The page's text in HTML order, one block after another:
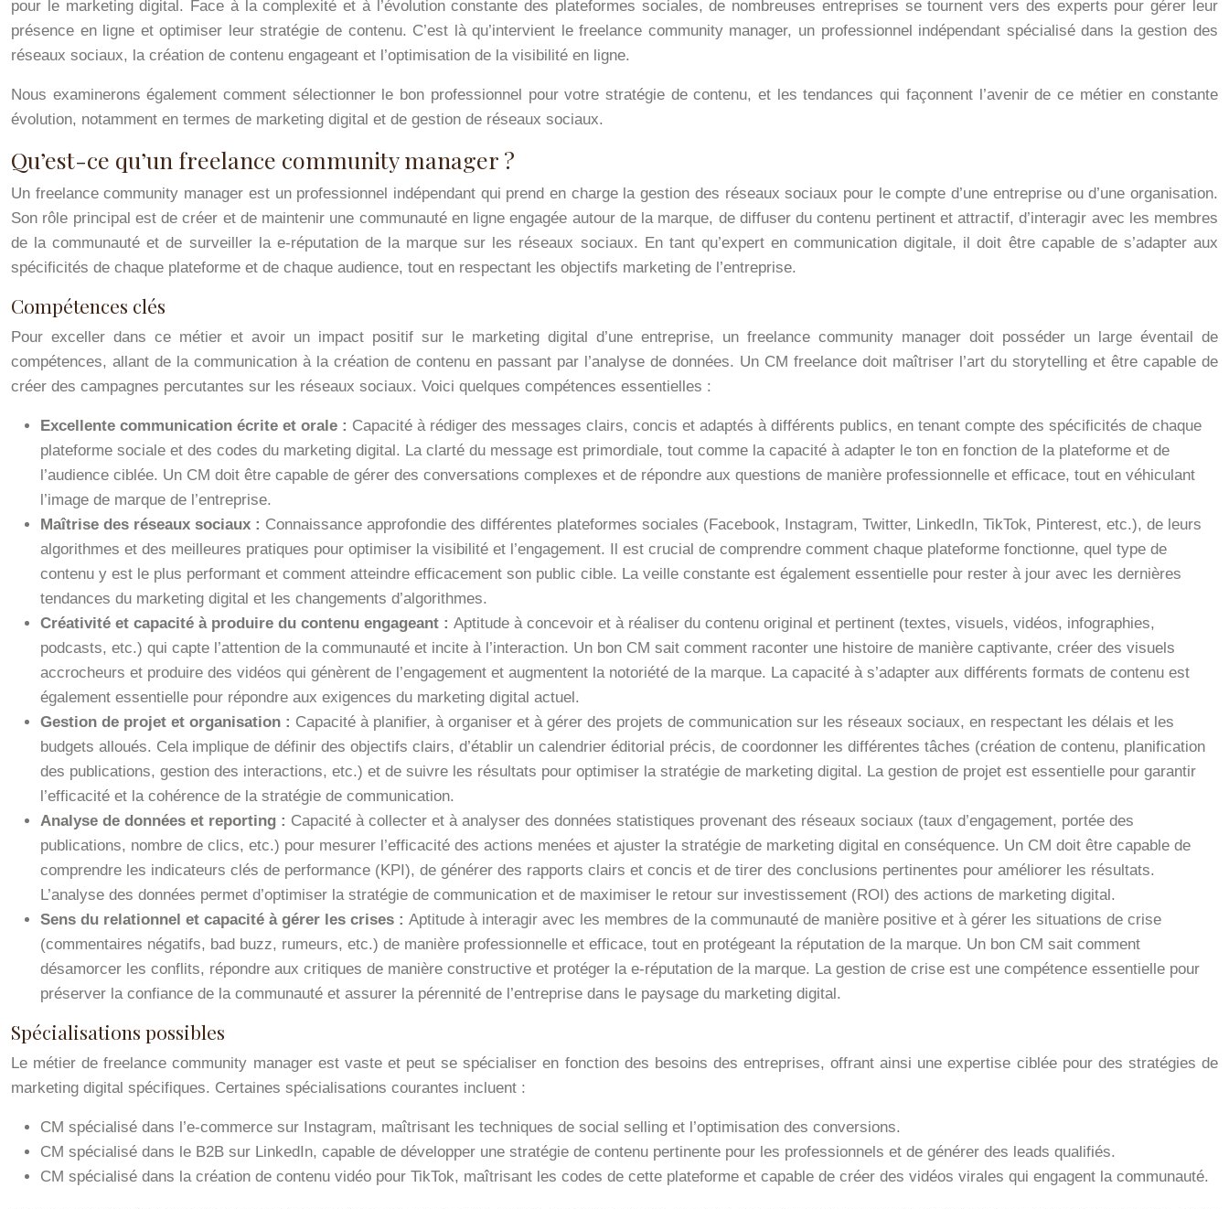
pour le marketing digital. Face à la complexité et à l’évolution constante des plateformes sociales, de nombreuses entreprises se tournent vers des experts pour gérer leur
présence en ligne et optimiser leur stratégie de contenu. C’est là qu’intervient le freelance community manager, un professionnel indépendant spécialisé dans la gestion des
réseaux sociaux, la création de contenu engageant et l’optimisation de la visibilité en ligne.
Nous examinerons également comment sélectionner le bon professionnel pour votre stratégie de contenu, et les tendances qui façonnent l’avenir de ce métier en constante
évolution, notamment en termes de marketing digital et de gestion de réseaux sociaux.
Qu’est-ce qu’un freelance community manager ?
Un freelance community manager est un professionnel indépendant qui prend en charge la gestion des réseaux sociaux pour le compte d’une entreprise ou d’une organisation.
Son rôle principal est de créer et de maintenir une communauté en ligne engagée autour de la marque, de diffuser du contenu pertinent et attractif, d’interagir avec les membres
de la communauté et de surveiller la e-réputation de la marque sur les réseaux sociaux. En tant qu’expert en communication digitale, il doit être capable de s’adapter aux
spécificités de chaque plateforme et de chaque audience, tout en respectant les objectifs marketing de l’entreprise.
Compétences clés
Pour exceller dans ce métier et avoir un impact positif sur le marketing digital d’une entreprise, un freelance community manager doit posséder un large éventail de
compétences, allant de la communication à la création de contenu en passant par l’analyse de données. Un CM freelance doit maîtriser l’art du storytelling et être capable de
créer des campagnes percutantes sur les réseaux sociaux. Voici quelques compétences essentielles :
Excellente communication écrite et orale : Capacité à rédiger des messages clairs, concis et adaptés à différents publics, en tenant compte des spécificités de chaque
plateforme sociale et des codes du marketing digital. La clarté du message est primordiale, tout comme la capacité à adapter le ton en fonction de la plateforme et de
l’audience ciblée. Un CM doit être capable de gérer des conversations complexes et de répondre aux questions de manière professionnelle et efficace, tout en véhiculant
l’image de marque de l’entreprise.
Maîtrise des réseaux sociaux : Connaissance approfondie des différentes plateformes sociales (Facebook, Instagram, Twitter, LinkedIn, TikTok, Pinterest, etc.), de leurs
algorithmes et des meilleures pratiques pour optimiser la visibilité et l’engagement. Il est crucial de comprendre comment chaque plateforme fonctionne, quel type de
contenu y est le plus performant et comment atteindre efficacement son public cible. La veille constante est également essentielle pour rester à jour avec les dernières
tendances du marketing digital et les changements d’algorithmes.
Créativité et capacité à produire du contenu engageant : Aptitude à concevoir et à réaliser du contenu original et pertinent (textes, visuels, vidéos, infographies,
podcasts, etc.) qui capte l’attention de la communauté et incite à l’interaction. Un bon CM sait comment raconter une histoire de manière captivante, créer des visuels
accrocheurs et produire des vidéos qui génèrent de l’engagement et augmentent la notoriété de la marque. La capacité à s’adapter aux différents formats de contenu est
également essentielle pour répondre aux exigences du marketing digital actuel.
Gestion de projet et organisation : Capacité à planifier, à organiser et à gérer des projets de communication sur les réseaux sociaux, en respectant les délais et les
budgets alloués. Cela implique de définir des objectifs clairs, d’établir un calendrier éditorial précis, de coordonner les différentes tâches (création de contenu, planification
des publications, gestion des interactions, etc.) et de suivre les résultats pour optimiser la stratégie de marketing digital. La gestion de projet est essentielle pour garantir
l’efficacité et la cohérence de la stratégie de communication.
Analyse de données et reporting : Capacité à collecter et à analyser des données statistiques provenant des réseaux sociaux (taux d’engagement, portée des
publications, nombre de clics, etc.) pour mesurer l’efficacité des actions menées et ajuster la stratégie de marketing digital en conséquence. Un CM doit être capable de
comprendre les indicateurs clés de performance (KPI), de générer des rapports clairs et concis et de tirer des conclusions pertinentes pour améliorer les résultats.
L’analyse des données permet d’optimiser la stratégie de communication et de maximiser le retour sur investissement (ROI) des actions de marketing digital.
Sens du relationnel et capacité à gérer les crises : Aptitude à interagir avec les membres de la communauté de manière positive et à gérer les situations de crise
(commentaires négatifs, bad buzz, rumeurs, etc.) de manière professionnelle et efficace, tout en protégeant la réputation de la marque. Un bon CM sait comment
désamorcer les conflits, répondre aux critiques de manière constructive et protéger la e-réputation de la marque. La gestion de crise est une compétence essentielle pour
préserver la confiance de la communauté et assurer la pérennité de l’entreprise dans le paysage du marketing digital.
Spécialisations possibles
Le métier de freelance community manager est vaste et peut se spécialiser en fonction des besoins des entreprises, offrant ainsi une expertise ciblée pour des stratégies de
marketing digital spécifiques. Certaines spécialisations courantes incluent :
CM spécialisé dans l’e-commerce sur Instagram, maîtrisant les techniques de social selling et l’optimisation des conversions.
CM spécialisé dans le B2B sur LinkedIn, capable de développer une stratégie de contenu pertinente pour les professionnels et de générer des leads qualifiés.
CM spécialisé dans la création de contenu vidéo pour TikTok, maîtrisant les codes de cette plateforme et capable de créer des vidéos virales qui engagent la communauté.